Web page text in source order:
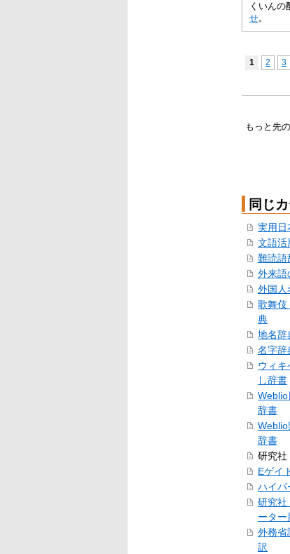
くいんの
せ。
1 2 3
もっと先
同じ
実用日
文語活
難読語
外来語
外国人
歌舞伎
典
地名辞
名字辞
ウィキ
し辞書
Weblio
辞書
Weblio
辞書
研究社
Eゲイ
ハイパ
研究社
ーター
外務省
訳